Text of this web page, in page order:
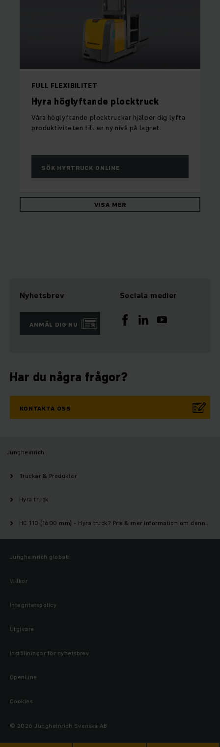
FULL FLEXIBILITET
Hyra höglyftande plocktruck
Våra höglyftande plocktruckar hjälper dig lyfta
produktiviteten till en ny nivå på lagret.
SÖK HYRTRUCK ONLINE
VISA MER
Nyhetsbrev
ANMÄL DIG NU
Sociala medier
Har du några frågor?
KONTAKTA OSS
Jungheinrich
Truckar & Produkter
Hyra truck
HC 110 (1600 mm) - Hyra truck? Pris & mer information om denna modell | Jungheinrich
Jungheinrich globalt
Villkor
Integritetspolicy
Utgivare
Inställningar för nyhetsbrev
OpenLine
Cookies
© 2026 Jungheinrich Svenska AB